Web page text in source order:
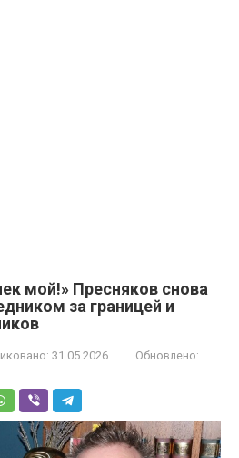
мой!» Пресняков снова
за границей и
31.05.2026
Обновлено: